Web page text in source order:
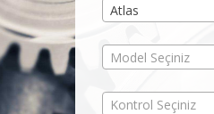
Atlas
Model Seçiniz
Kontrol Seçiniz